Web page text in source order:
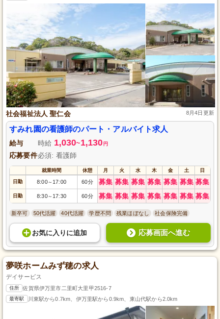
社会福祉法人 聖仁会 8月4日更新
すみれ園の看護師のパート・アルバイト求人
給与 時給 1,030~1,130 円
応募要件必須: 看護師
就業時間 休憩 月 火 水 木 金 土 日
日勤 8:00～ 17:00 60分 募集 募集 募集 募集 募集 募集 募集
日勤 8:30～ 17:30 60分 募集 募集 募集 募集 募集 募集 募集
新卒可 50代活躍 40代活躍 学歴不問 残業ほぼなし 社会保険完備
お気に入り に追加 応募画面へ進む
夢咲ホームみず穂の求人
デイサービス
住所 佐賀県伊万里市二里町大里甲2516-7
最寄駅 川東駅から0.7km、伊万里駅から0.9km、東山代駅から2.0km